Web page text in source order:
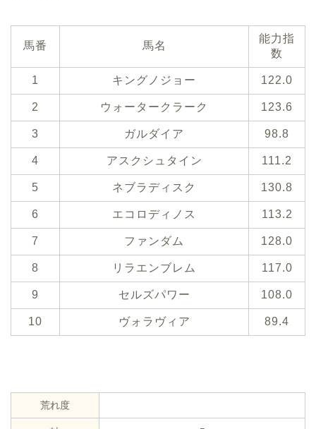
馬番 馬名
能力指
数
1 キングノジョー 122.0
2 ウォータークラーク 123.6
3 ガルダイア 98.8
4 アスクシュタイン 111.2
5 ネブラディスク 130.8
6 エコロディノス 113.2
7 ファンダム 128.0
8 リラエンブレム 117.0
9 セルズパワー 108.0
10 ヴォラヴィア 89.4
荒れ度